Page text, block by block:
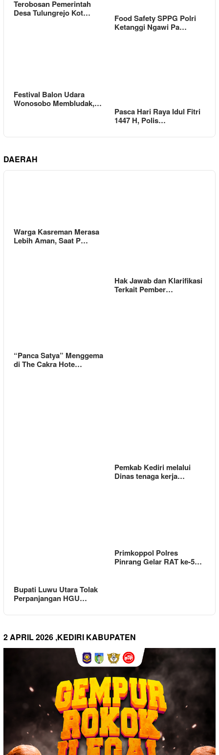
Terobosan Pemerintah
Desa Tulungrejo Kot…
Food Safety SPPG Polri
Ketanggi Ngawi Pa…
Festival Balon Udara
Wonosobo Membludak,…
Pasca Hari Raya Idul Fitri
1447 H, Polis…
DAERAH
Warga Kasreman Merasa
Lebih Aman, Saat P…
Hak Jawab dan Klarifikasi
Terkait Pember…
“Panca Satya” Menggema
di The Cakra Hote…
Pemkab Kediri melalui
Dinas tenaga kerja…
Bupati Luwu Utara Tolak
Perpanjangan HGU…
Primkoppol Polres
Pinrang Gelar RAT ke-5…
2 APRIL 2026 ,KEDIRI KABUPATEN